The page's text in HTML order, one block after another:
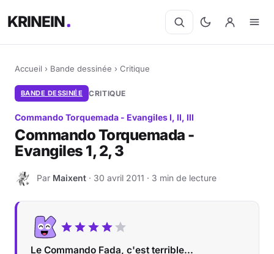
KRINEIN
Accueil › Bande dessinée › Critique
BANDE DESSINÉE CRITIQUE
Commando Torquemada - Evangiles I, II, III
Commando Torquemada -
Evangiles 1, 2, 3
M Par Maixent · 30 avril 2011 · 3 min de lecture
Le Commando Fada, c'est terrible...